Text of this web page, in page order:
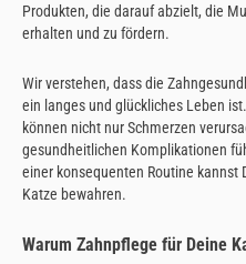
Produkten, die darauf abzielt, die
erhalten und zu fördern.
Wir verstehen, dass die
ein langes und glückliches Leben
können nicht nur Schmerzen
gesundheitlichen Komplikationen
einer konsequenten Routine kannst
Katze bewahren.
Warum Zahnpflege für Deine